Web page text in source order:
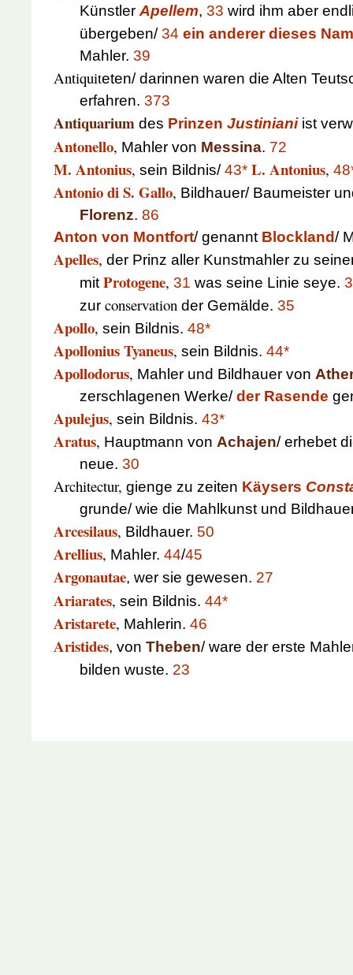
Künstler Apellem, 33 wird ihm aber
übergeben/34 ein anderer dieses
Mahler. 39
Antiquiteten/ darinnen waren die Alten
erfahren. 373
Antiquarium des Prinzen Justinianiist
Antonello, Mahler von Messina. 72
M. Antonius, sein Bildnis/43* L. Antonius,
Antonio di S. Gallo, Bildhauer/ Baumeister
Florenz. 86
Anton von Montfort/ genannt Blockland/
Apelles, der Prinz aller Kunstmahler zu
mit Protogene, 31 was seine Linie seye.
zur conservation der Gemälde. 35
Apollo, sein Bildnis. 48*
Apollonius Tyaneus, sein Bildnis. 44*
Apollodorus, Mahler und Bildhauer von
zerschlagenen Werke/der Rasende
Apulejus, sein Bildnis. 43*
Aratus, Hauptmann von Achajen/ erhebet
neue. 30
Architectur, gienge zu zeiten Käysers
grunde/ wie die Mahlkunst und
Arcesilaus, Bildhauer. 50
Arellius, Mahler. 44/45
Argonautae, wer sie gewesen. 27
Ariarates, sein Bildnis. 44*
Aristarete, Mahlerin. 46
Aristides, von Theben/ ware der erste
bilden wuste. 23